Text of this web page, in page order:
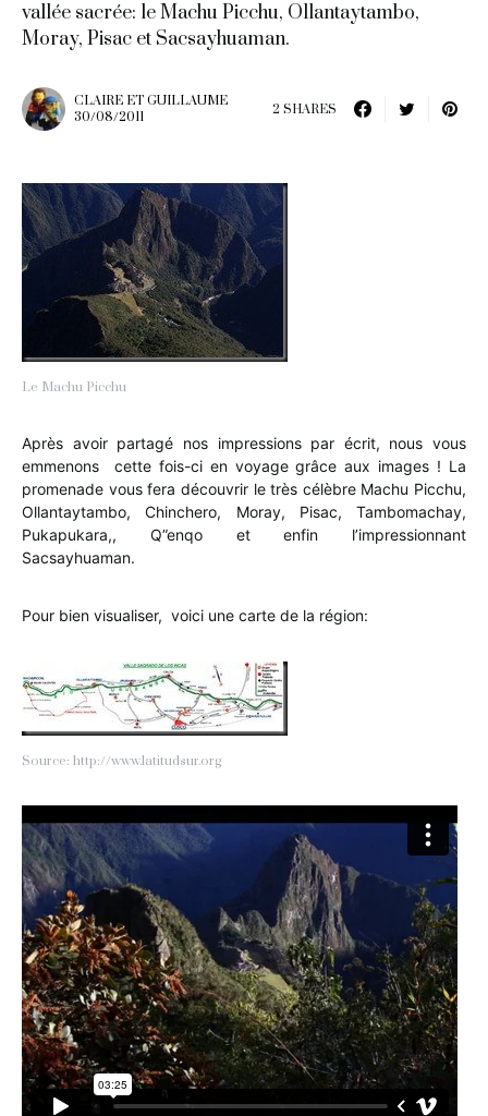
vallée sacrée: le Machu Picchu, Ollantaytambo,
Moray, Pisac et Sacsayhuaman.
CLAIRE ET GUILLAUME
30/08/2011
2 SHARES
Le Machu Picchu
Après avoir partagé nos impressions par écrit, nous vous
emmenons cette fois-ci en voyage grâce aux images ! La
promenade vous fera découvrir le très célèbre Machu Picchu,
Ollantaytambo, Chinchero, Moray, Pisac, Tambomachay,
Pukapukara,, Q”enqo et enfin l’impressionnant
Sacsayhuaman.
Pour bien visualiser, voici une carte de la région:
Source: http://www.latitudsur.org